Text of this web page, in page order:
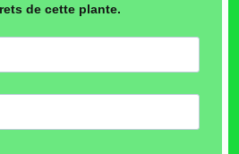
de cette plante.